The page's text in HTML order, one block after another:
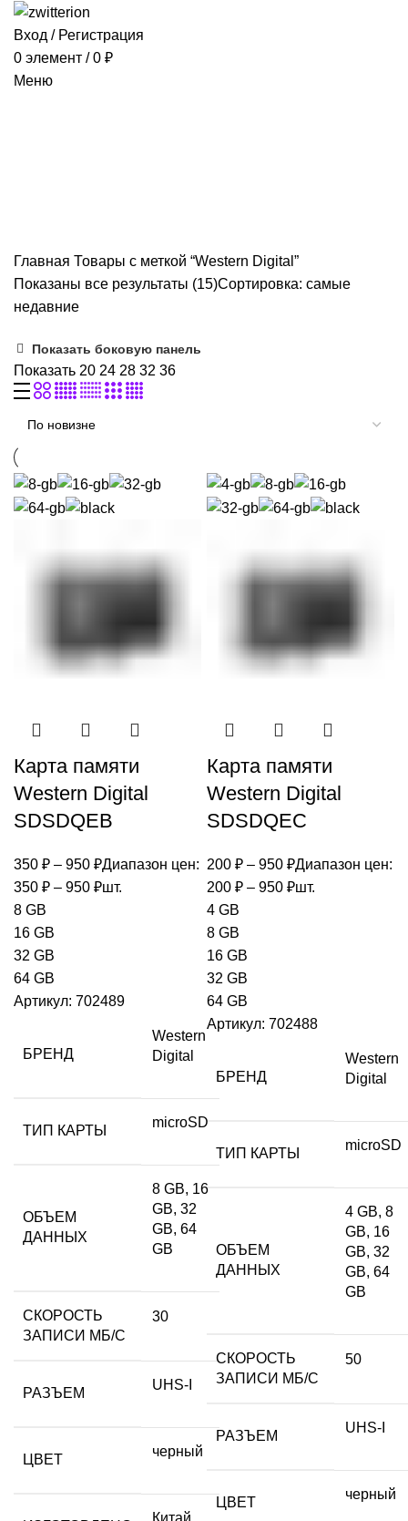
Вход / Регистрация
0 элемент / 0 ₽
Меню
Главная Товары с меткой “Western Digital”
Показаны все результаты (15)Сортировка: самые
недавние
Показать боковую панель
Показать 20 24 28 32 36
Карта памяти
Western Digital
SDSDQEB
350 ₽ – 950 ₽Диапазон цен:
350 ₽ – 950 ₽шт.
8 GB
16 GB
32 GB
64 GB
Артикул: 702489
БРЕНД
Western
Digital
ТИП КАРТЫ
microSD
ОБЪЕМ
ДАННЫХ
8 GB, 16
GB, 32
GB, 64
GB
СКОРОСТЬ
ЗАПИСИ МБ/С
30
РАЗЪЕМ
UHS-I
ЦВЕТ
черный
Китай
Карта памяти
Western Digital
SDSDQEC
200 ₽ – 950 ₽Диапазон цен:
200 ₽ – 950 ₽шт.
4 GB
8 GB
16 GB
32 GB
64 GB
Артикул: 702488
БРЕНД
Western
Digital
ТИП КАРТЫ
microSD
ОБЪЕМ
ДАННЫХ
4 GB, 8
GB, 16
GB, 32
GB, 64
GB
СКОРОСТЬ
ЗАПИСИ МБ/С
50
РАЗЪЕМ
UHS-I
ЦВЕТ
черный